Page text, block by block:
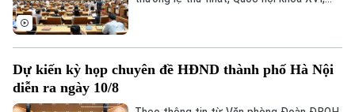
- ngân hàng, xuất bản và tư pháp.
Dự kiến kỳ họp chuyên đề HĐND thành phố Hà Nội
diễn ra ngày 10/8